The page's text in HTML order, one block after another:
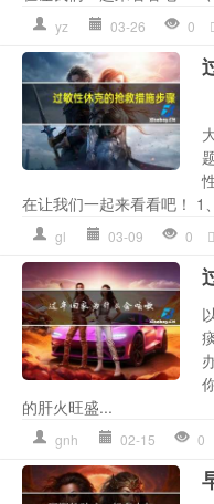
yz 03-26 0
在让我们一起来看看吧！ 1
gl 03-09 0
的肝火旺盛...
gnh 02-15 0